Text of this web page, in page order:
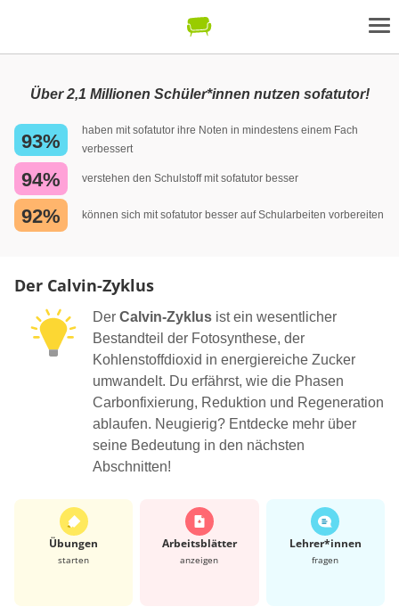
Über 2,1 Millionen Schüler*innen nutzen sofatutor!
93%
haben mit sofatutor ihre Noten in mindestens einem Fach
verbessert
94% verstehen den Schulstoff mit sofatutor besser
92% können sich mit sofatutor besser auf Schularbeiten vorbereiten
Der Calvin-Zyklus
Der Calvin-Zyklus ist ein wesentlicher
Bestandteil der Fotosynthese, der
Kohlenstoffdioxid in energiereiche Zucker
umwandelt. Du erfährst, wie die Phasen
Carbonfixierung, Reduktion und Regeneration
ablaufen. Neugierig? Entdecke mehr über
seine Bedeutung in den nächsten
Abschnitten!
Übungen
starten
Arbeits­blätter
anzeigen
Lehrer*​innen
fragen